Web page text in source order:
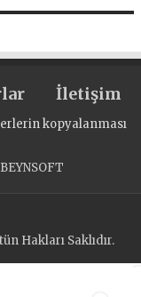
İletişim
kopyalanması
BEYNSOFT
Hakları Saklıdır.